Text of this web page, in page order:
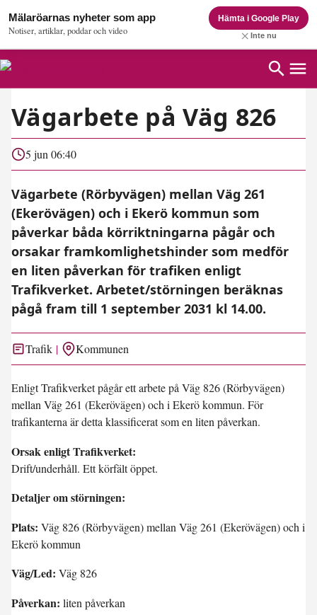
Mälaröarnas nyheter som app
Notiser, artiklar, poddar och video
Hämta i Google Play
Inte nu
Vägarbete på Väg 826
5 jun 06:40
Vägarbete (Rörbyvägen) mellan Väg 261
(Ekerövägen) och i Ekerö kommun som
påverkar båda körriktningarna pågår och
orsakar framkomlighetshinder som medför
en liten påverkan för trafiken enligt
Trafikverket. Arbetet/störningen beräknas
pågå fram till 1 september 2031 kl 14.00.
Trafik Kommunen
Enligt Trafikverket pågår ett arbete på Väg 826 (Rörbyvägen)
mellan Väg 261 (Ekerövägen) och i Ekerö kommun. För
trafikanterna är detta klassificerat som en liten påverkan.
Orsak enligt Trafikverket:
Drift/underhåll. Ett körfält öppet.
Detaljer om störningen:
Plats: Väg 826 (Rörbyvägen) mellan Väg 261 (Ekerövägen) och i
Ekerö kommun
Väg/Led: Väg 826
Påverkan: liten påverkan